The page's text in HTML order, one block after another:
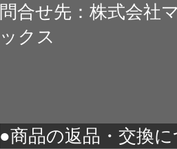
問合せ先：株式会社
ックス
●商品の返品・交換